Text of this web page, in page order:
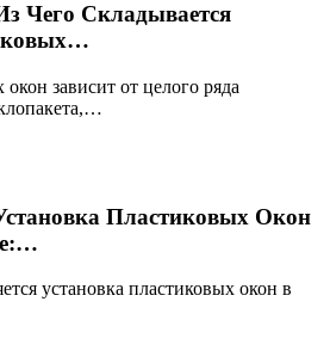
Чего Складывается
зависит от целого ряда
Пластиковых Окон
установка пластиковых окон в